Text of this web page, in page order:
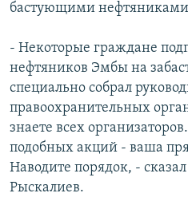
бастующими
- Некоторые граждане
нефтяников Эмбы на
специально собрал
правоохранительных
знаете всех
подобных акций - ваша
Наводите порядок, -
Рыскалиев.